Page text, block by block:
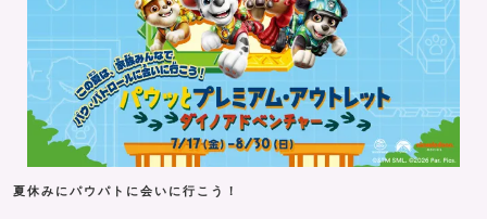
夏休みにパウパトに会いに行こう！